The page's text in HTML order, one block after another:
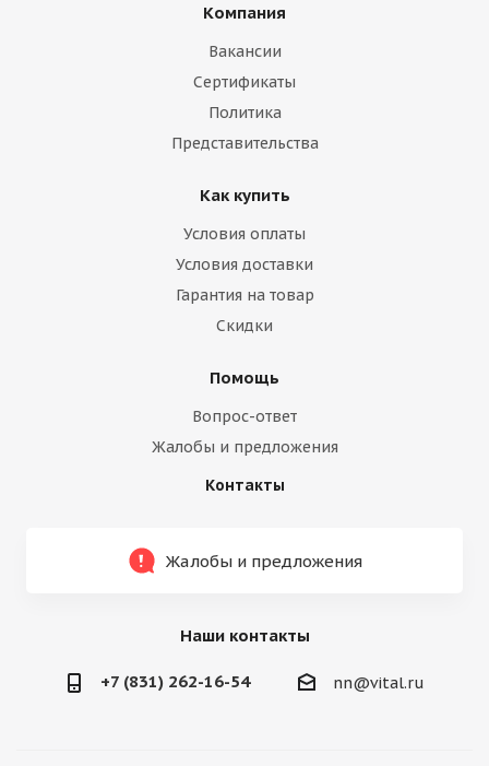
Компания
Вакансии
Сертификаты
Политика
Представительства
Как купить
Условия оплаты
Условия доставки
Гарантия на товар
Скидки
Помощь
Вопрос-ответ
Жалобы и предложения
Контакты
Жалобы и предложения
Наши контакты
+7 (831) 262-16-54 nn@vital.ru